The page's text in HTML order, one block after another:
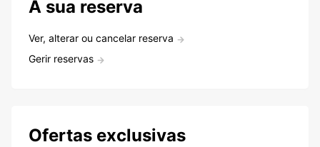
A sua reserva
Ver, alterar ou cancelar reserva
Gerir reservas
Ofertas exclusivas